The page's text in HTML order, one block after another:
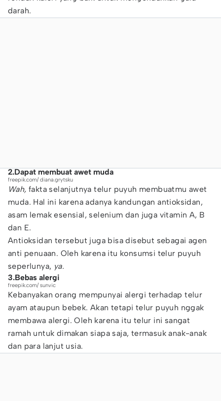
darah.
2.Dapat membuat awet muda
freepik.com/ diana.grytsku
Wah, fakta selanjutnya telur puyuh membuatmu awet
muda. Hal ini karena adanya kandungan antioksidan,
asam lemak esensial, selenium dan juga vitamin A, B
dan E.
Antioksidan tersebut juga bisa disebut sebagai agen
anti penuaan. Oleh karena itu konsumsi telur puyuh
seperlunya, ya.
3.Bebas alergi
freepik.com/ sunvic
Kebanyakan orang mempunyai alergi terhadap telur
ayam ataupun bebek. Akan tetapi telur puyuh nggak
membawa alergi. Oleh karena itu telur ini sangat
ramah untuk dimakan siapa saja, termasuk anak-anak
dan para lanjut usia.